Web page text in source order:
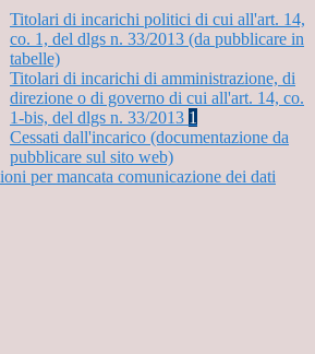
Titolari di incarichi politici di cui all'art. 14,
co. 1, del dlgs n. 33/2013 (da pubblicare in
tabelle)
Titolari di incarichi di amministrazione, di
direzione o di governo di cui all'art. 14, co.
1-bis, del dlgs n. 33/2013 1
Cessati dall'incarico (documentazione da
pubblicare sul sito web)
per mancata comunicazione dei dati